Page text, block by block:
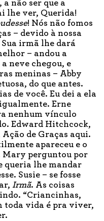
não ser que a
lhe ver, Querida!
! Nós não fomos
– devido à nossa
irmã lhe dará
– andou a
neve chegou, e
meninas – Abby
do que antes.
de você. Eu dei a ela
Erne
nenhum vínculo
Edward Hitchcock,
Ação de Graças aqui.
apareceu e o
Mary perguntou por
queria lhe mandar
Susie – se fosse
Irmã. As coisas
“Criancinhas,
toda vida é pra viver,